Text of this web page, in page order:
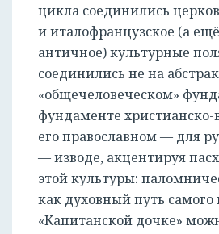
цикла соединились
и италофранцузское (а
античное) культурные
соединились не на
«общечеловеческом»
фундаменте христианско-
его православном — для
— изводе, акцентируя
этой культуры:
как духовный путь самого
«Капитанской дочке»